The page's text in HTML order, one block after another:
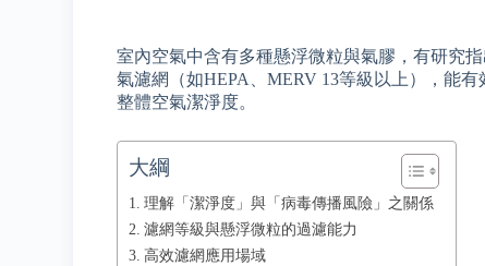
室內空氣中含有多種懸浮微粒與氣膠，有研究
氣濾網（如HEPA、MERV 13等級以上），能
整體空氣潔淨度。
大綱
理解「潔淨度」與「病毒傳播風險」之關係
濾網等級與懸浮微粒的過濾能力
高效濾網應用場域